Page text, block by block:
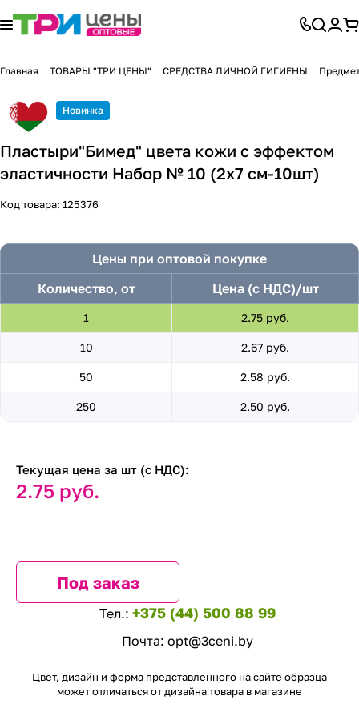
Главная ТОВАРЫ "ТРИ ЦЕНЫ" СРЕДСТВА ЛИЧНОЙ ГИГИЕНЫ
Новинка
Пластыри"Бимед" цвета кожи с эффектом
эластичности Набор № 10 (2х7 см-10шт)
Код товара: 125376
Цены при оптовой покупке
Количество, от
Цена (с НДС)/шт
1 2.75 руб.
10 2.67 руб.
50 2.58 руб.
250 2.50 руб.
Текущая цена за шт (с НДС):
2.75 руб.
Под заказ
Тел.: +375 (44) 500 88 99
Почта: opt@3ceni.by
Цвет, дизайн и форма представленного на сайте образца
может отличаться от дизайна товара в магазине